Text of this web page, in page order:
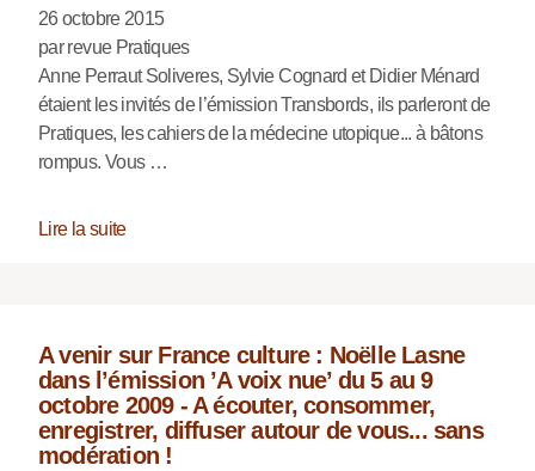
26 octobre 2015
par revue Pratiques
Anne Perraut Soliveres, Sylvie Cognard et Didier Ménard
étaient les invités de l’émission Transbords, ils parleront de
Pratiques, les cahiers de la médecine utopique... à bâtons
rompus. Vous …
Lire la suite
A venir sur France culture : Noëlle Lasne
dans l’émission ’A voix nue’ du 5 au 9
octobre 2009 - A écouter, consommer,
enregistrer, diffuser autour de vous... sans
modération !